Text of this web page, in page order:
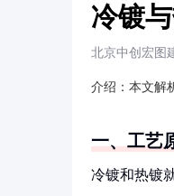
冷镀
北京中创宏图
介绍： 本文解
一、工艺
冷镀和热镀